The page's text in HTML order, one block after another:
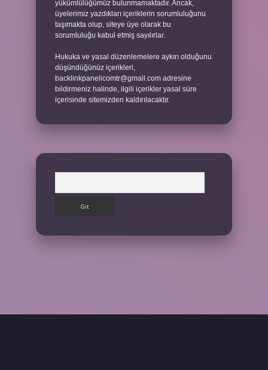
yükümlülüğümüz bulunmamaktadır. Ancak,
üyelerimiz yazdıkları içeriklerin sorumluluğunu
taşımakta olup, siteye üye olarak bu
sorumluluğu kabul etmiş sayılırlar.
Hukuka ve yasal düzenlemelere aykırı olduğunu
düşündüğünüz içerikleri,
backlinkpanelicomtr@gmail.com adresine
bildirmeniz halinde, ilgili içerikler yasal süre
içerisinde sitemizden kaldırılacaktır.